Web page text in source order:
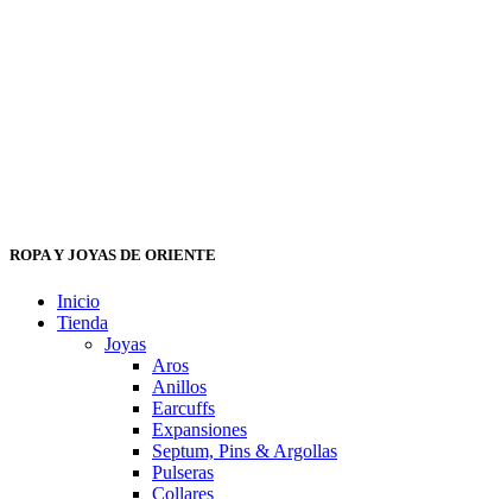
ROPA Y JOYAS DE ORIENTE
Inicio
Tienda
Joyas
Aros
Anillos
Earcuffs
Expansiones
Septum, Pins & Argollas
Pulseras
Collares